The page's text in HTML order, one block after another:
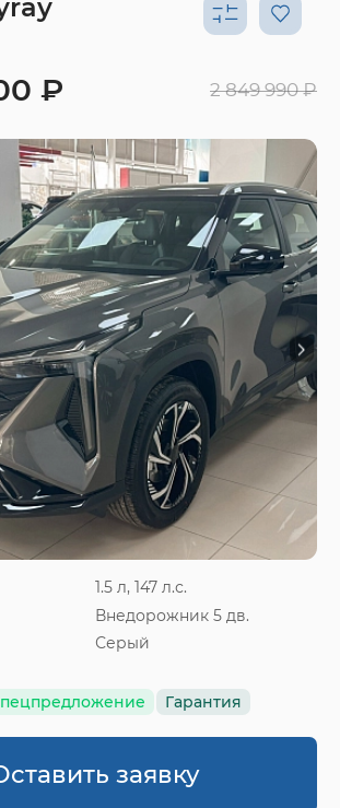
1.5 л, 147 л.с.
Внедорожник 5 дв.
Серый
Гарантия
₽ 2 849 990 ₽
заявку